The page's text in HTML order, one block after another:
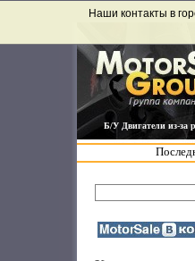
Б/У Двигатели из-за
Наши контакты в